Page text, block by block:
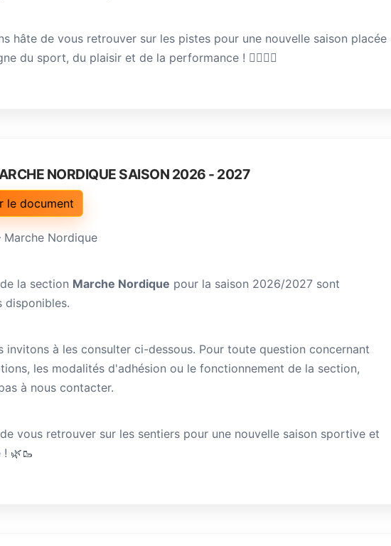
hâte de vous retrouver sur les pistes pour une nouvelle saison placée
du sport, du plaisir et de la performance ! 🏃‍♀️🏃‍♂️
NORDIQUE SAISON 2026 - 2027
le document
Marche Nordique
la section Marche Nordique pour la saison 2026/2027 sont
disponibles.
invitons à les consulter ci-dessous. Pour toute question concernant
les modalités d'adhésion ou le fonctionnement de la section,
à nous contacter.
vous retrouver sur les sentiers pour une nouvelle saison sportive et
🌿🥾